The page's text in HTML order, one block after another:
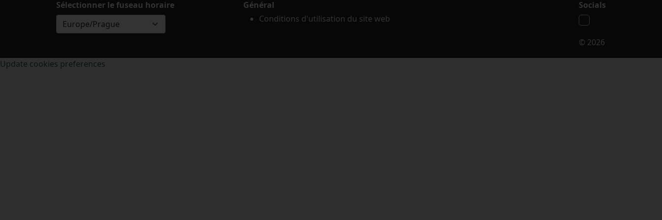
Sélectionner le fuseau horaire
Europe/Prague
Général
Conditions d'utilisation du site web
Socials
© 2026
Update cookies preferences